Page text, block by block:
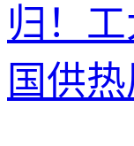
归！
国供